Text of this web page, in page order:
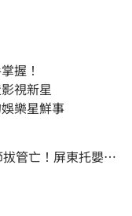
握！
視新星
樂星鮮事
管亡！屏東托嬰中